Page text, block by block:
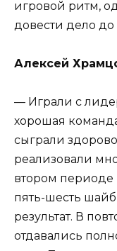
игровой ритм,
довести дело
Алексей
— Играли с
хорошая
сыграли
реализовали
втором периоде
пять-шесть
результат. В
отдавались